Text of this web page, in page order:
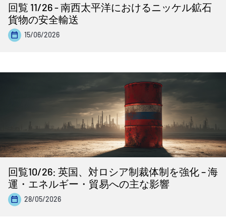
回覧 11/26 - 南西太平洋におけるニッケル鉱石
貨物の安全輸送
15/06/2026
回覧10/26: 英国、対ロシア制裁体制を強化 – 海
運・エネルギー・貿易への主な影響
28/05/2026